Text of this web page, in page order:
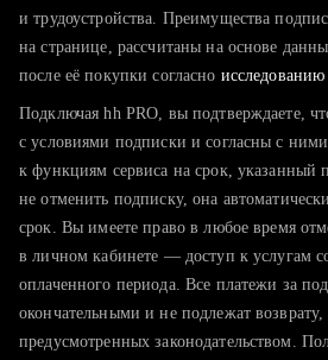
тратите много времени на поиск
хотите сравнить себя с
и трудоустройства. Преимущества
на странице, рассчитаны на основе
после её покупки согласно исследованию
Подключая hh PRO, вы подтверждаете,
с условиями подписки и согласны с
к функциям сервиса на срок,
не отменить подписку, она
срок. Вы имеете право в любое время
в личном кабинете — доступ к услугам
оплаченного периода. Все платежи за
окончательными и не подлежат возврату,
предусмотренных законодательством.